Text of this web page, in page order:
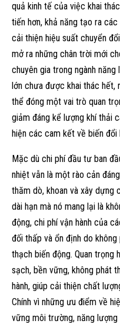
quả kinh tế của việc khai
tiến hơn, khả năng tạo ra
cải thiện hiệu suất chuyển
mở ra những chân trời mới
chuyên gia trong ngành
lớn chưa được khai thác hết,
thể đóng một vai trò quan
giảm đáng kể lượng khí thải
hiện các cam kết về biến đổi
Mặc dù chi phí đầu tư ban
nhiệt vẫn là một rào cản
thăm dò, khoan và xây dựng
dài hạn mà nó mang lại là
động, chi phí vận hành của
đối thấp và ổn định do
thạch biến động. Quan trọng
sạch, bền vững, không phát
hành, giúp cải thiện chất
Chính vì những ưu điểm về
vững môi trường, năng